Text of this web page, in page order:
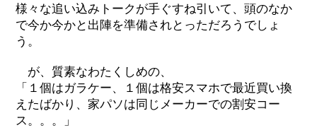
様々な追い込みトークが手ぐすね引いて、頭のなか
で今か今かと出陣を準備されとっただろうでしょ
う。
が、質素なわたくしめの、
「１個はガラケー、１個は格安スマホで最近買い換
えたばかり、家パソは同じメーカーでの割安コー
ス。。。」